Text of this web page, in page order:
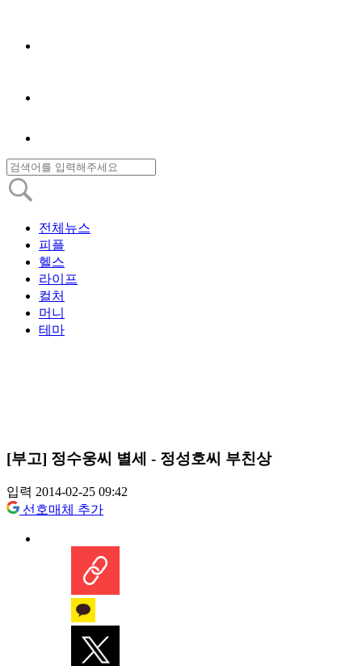
전체뉴스
피플
헬스
라이프
컬처
머니
테마
[부고] 정수웅씨 별세 - 정성호씨 부친상
입력 2014-02-25 09:42
선호매체 추가